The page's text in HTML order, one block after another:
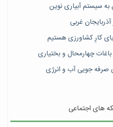
کارِ کشاورزی هستیم
صرفه جویی آب و انرژی
های اجتماعی